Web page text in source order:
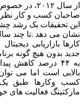
از سال
صاحبان کسب و کار نظر
این تحقیقات یک رشد
نشان می دهد .تا چند
کارها بازاریابی
جدید بدون هیچ گونه
به ۴۴ درصد کاهش
بالایی است اما می
کسب وکارها طبق یک
مارکتینگ فعالیت های